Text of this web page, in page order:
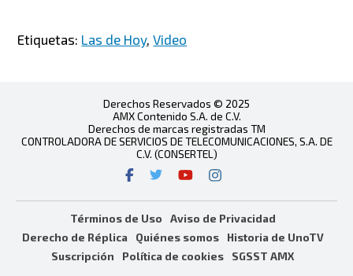
Etiquetas: Las de Hoy,Video
Derechos Reservados © 2025
AMX Contenido S.A. de C.V.
Derechos de marcas registradas TM
CONTROLADORA DE SERVICIOS DE TELECOMUNICACIONES, S.A. DE
C.V. (CONSERTEL)
Términos de Uso
Aviso de Privacidad
Derecho de Réplica
Quiénes somos
Historia de UnoTV
Suscripción
Política de cookies SGSST AMX